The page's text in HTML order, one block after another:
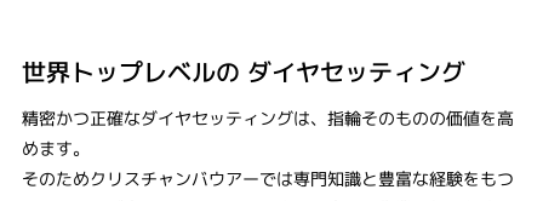
世界トップレベルの ​ダイヤセッティング
精密かつ正確なダイヤセッティングは、指輪そのものの価値を高
めます。
そのためクリスチャンバウアーでは専門知識と豊富な経験をもつ